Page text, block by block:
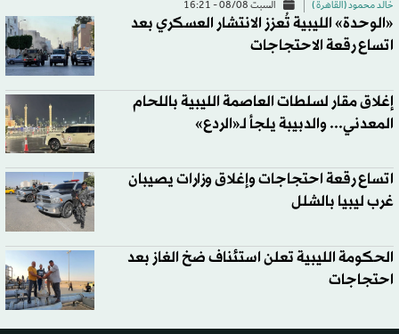
خالد محمود (القاهرة ) السبت 08/08 - 16:21
«الوحدة» الليبية تُعزز الانتشار العسكري بعد
اتساع رقعة الاحتجاجات
إغلاق مقار لسلطات العاصمة الليبية باللحام
المعدني... والدبيبة يلجأ لـ«الردع»
اتساع رقعة احتجاجات وإغلاق وزارات يصيبان
غرب ليبيا بالشلل
الحكومة الليبية تعلن استئناف ضخ الغاز بعد
احتجاجات